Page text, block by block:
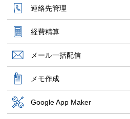
連絡先管理
経費精算
メール一括配信
メモ作成
Google App Maker